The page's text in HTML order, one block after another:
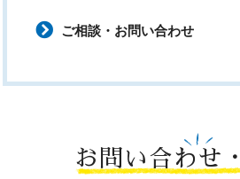
ご相談・お問い合わせ
お問い合わせ